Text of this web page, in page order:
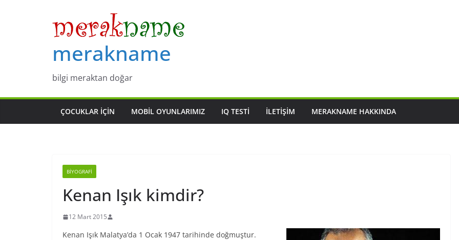
merakname
bilgi meraktan doğar
ÇOCUKLAR IÇIN MOBIL OYUNLARIMIZ IQ TESTI İLETIŞIM MERAKNAME HAKKINDA
BIYOGRAFI
Kenan Işık kimdir?
12 Mart 2015
Kenan Işık Malatya’da 1 Ocak 1947 tarihinde doğmuştur.